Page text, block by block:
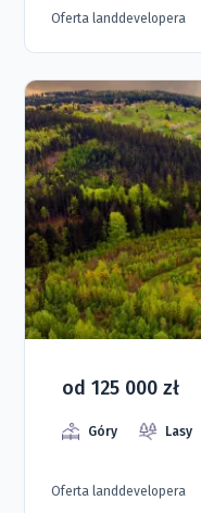
Oferta landdevelopera
od 125 000 zł
Góry Lasy
Oferta landdevelopera